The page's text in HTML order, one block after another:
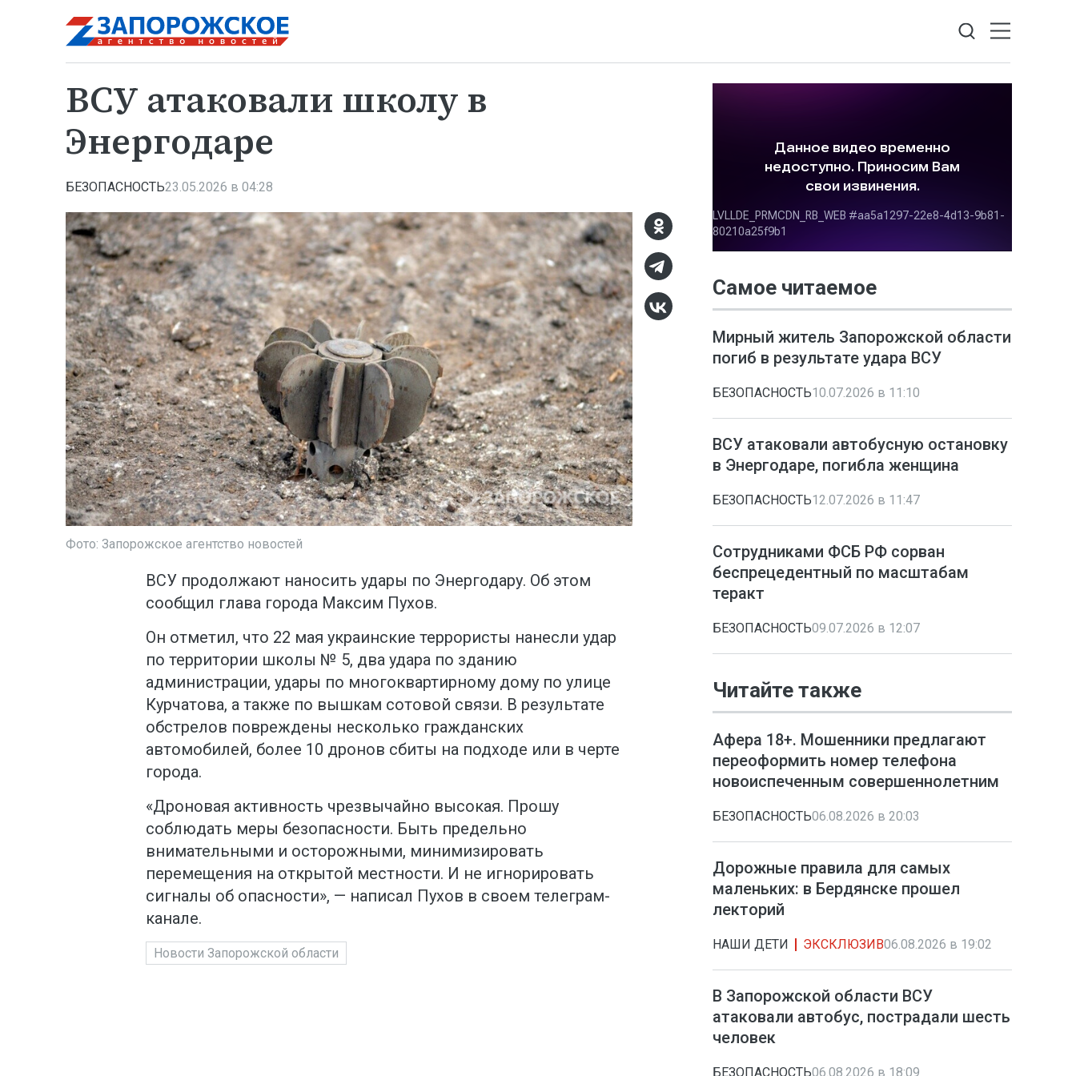
ВСУ атаковали школу в
Энергодаре
БЕЗОПАСНОСТЬ23.05.2026 в 04:28
Фото: Запорожское агентство новостей
ВСУ продолжают наносить удары по Энергодару. Об этом
сообщил глава города Максим Пухов.
Он отметил, что 22 мая украинские террористы нанесли удар
по территории школы № 5, два удара по зданию
администрации, удары по многоквартирному дому по улице
Курчатова, а также по вышкам сотовой связи. В результате
обстрелов повреждены несколько гражданских
автомобилей, более 10 дронов сбиты на подходе или в черте
города.
«Дроновая активность чрезвычайно высокая. Прошу
соблюдать меры безопасности. Быть предельно
внимательными и осторожными, минимизировать
перемещения на открытой местности. И не игнорировать
сигналы об опасности», — написал Пухов в своем телеграм-
канале.
Новости Запорожской области
Самое читаемое
Мирный житель Запорожской области
погиб в результате удара ВСУ
БЕЗОПАСНОСТЬ10.07.2026 в 11:10
ВСУ атаковали автобусную остановку
в Энергодаре, погибла женщина
БЕЗОПАСНОСТЬ12.07.2026 в 11:47
Сотрудниками ФСБ РФ сорван
беспрецедентный по масштабам
теракт
БЕЗОПАСНОСТЬ09.07.2026 в 12:07
Читайте также
Афера 18+. Мошенники предлагают
переоформить номер телефона
новоиспеченным совершеннолетним
БЕЗОПАСНОСТЬ06.08.2026 в 20:03
Дорожные правила для самых
маленьких: в Бердянске прошел
лекторий
НАШИ ДЕТИ ЭКСКЛЮЗИВ06.08.2026 в 19:02
В Запорожской области ВСУ
атаковали автобус, пострадали шесть
человек
БЕЗОПАСНОСТЬ06.08.2026 в 18:09